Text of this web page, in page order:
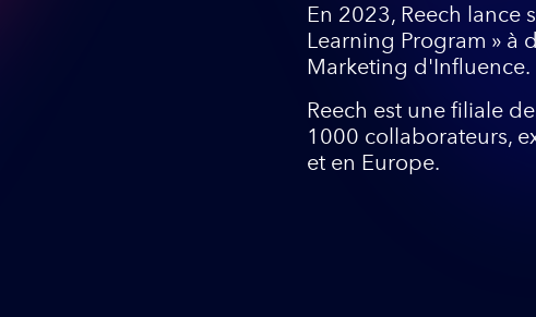
En 2023, Reech lance
Learning Program » à
Marketing d'Influence.
Reech est une filiale
1000 collaborateurs,
et en Europe.